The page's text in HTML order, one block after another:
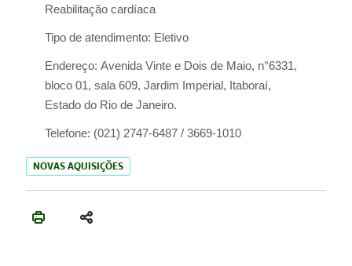
Reabilitação cardíaca
Tipo de atendimento: Eletivo
Endereço: Avenida Vinte e Dois de Maio, n°6331,
bloco 01, sala 609, Jardim Imperial, Itaboraí,
Estado do Rio de Janeiro.
Telefone: (021) 2747-6487 / 3669-1010
NOVAS AQUISIÇÕES